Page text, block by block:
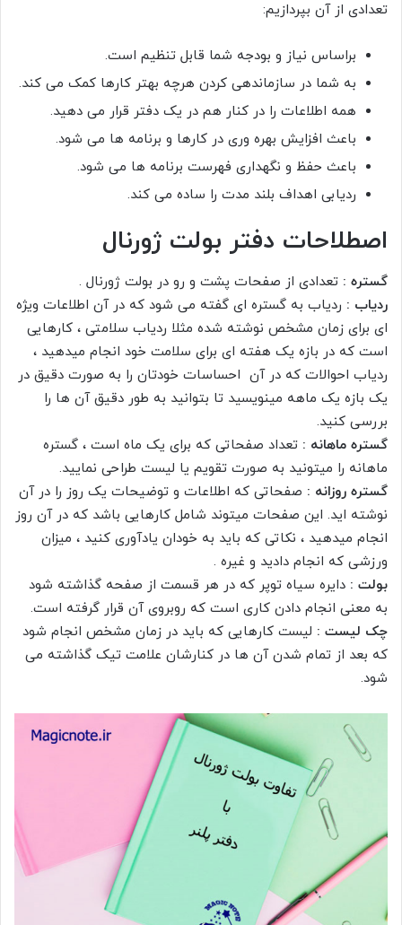
تعدادی از آن بپردازیم:
براساس نیاز و بودجه شما قابل تنظیم است.
به شما در سازماندهی کردن هرچه بهتر کارها کمک می کند.
همه اطلاعات را در کنار هم در یک دفتر قرار می دهید.
باعث افزایش بهره وری در کارها و برنامه ها می شود.
باعث حفظ و نگهداری فهرست برنامه ها می شود.
ردیابی اهداف بلند مدت را ساده می کند.
اصطلاحات دفتر بولت ژورنال
گستره : تعدادی از صفحات پشت و رو در بولت ژورنال .
ردیاب : ردیاب به گستره ای گفته می شود که در آن اطلاعات ویژه
ای برای زمان مشخص نوشته شده مثلا ردیاب سلامتی ، کارهایی
است که در بازه یک هفته ای برای سلامت خود انجام میدهید ،
ردیاب احوالات که در آن احساسات خودتان را به صورت دقیق در
یک بازه یک ماهه مینویسید تا بتوانید به طور دقیق آن ها را
بررسی کنید.
گستره ماهانه : تعداد صفحاتی که برای یک ماه است ، گستره
ماهانه را میتونید به صورت تقویم یا لیست طراحی نمایید.
گستره روزانه : صفحاتی که اطلاعات و توضیحات یک روز را در آن
نوشته اید. این صفحات میتوند شامل کارهایی باشد که در آن روز
انجام میدهید ، نکاتی که باید به خودان یادآوری کنید ، میزان
ورزشی که انجام دادید و غیره .
بولت : دایره سیاه توپر که در هر قسمت از صفحه گذاشته شود
به معنی انجام دادن کاری است که روبروی آن قرار گرفته است.
چک لیست : لیست کارهایی که باید در زمان مشخص انجام شود
که بعد از تمام شدن آن ها در کنارشان علامت تیک گذاشته می
شود.